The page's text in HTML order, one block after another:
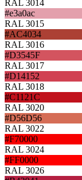
RAL 3014
#e3a0ac
RAL 3015
#AC4034
RAL 3016
#D3545F
RAL 3017
#D14152
RAL 3018
#C1121C
RAL 3020
#D56D56
RAL 3022
#F70000
RAL 3024
#FF0000
RAL 3026